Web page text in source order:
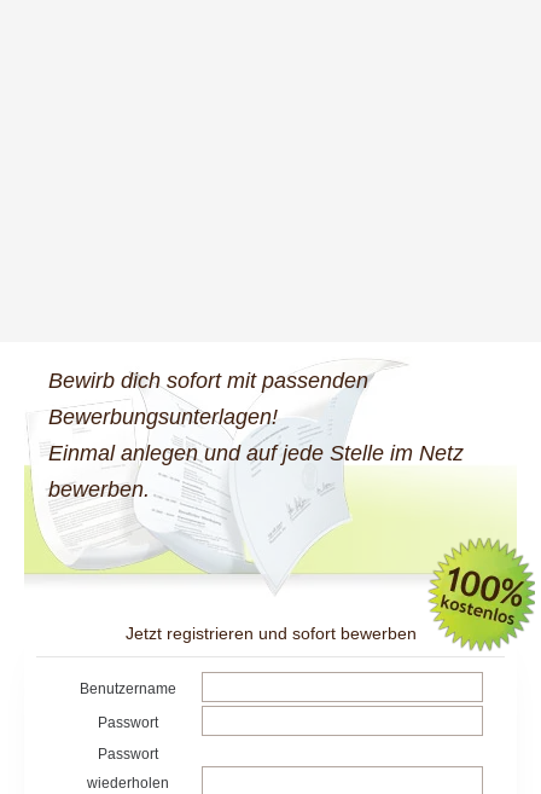
Bewirb dich sofort mit passenden
Bewerbungsunterlagen!
Einmal anlegen und auf jede Stelle im Netz
bewerben.
Jetzt registrieren und sofort bewerben
Benutzername
Passwort
Passwort
wiederholen